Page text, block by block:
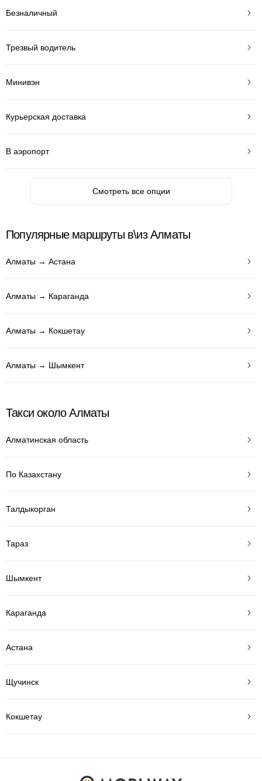
Безналичный
Трезвый водитель
Минивэн
Курьерская доставка
В аэропорт
Смотреть все опции
Популярные маршруты в\из Алматы
Алматы → Астана
Алматы → Караганда
Алматы → Кокшетау
Алматы → Шымкент
Такси около Алматы
Алматинская область
По Казахстану
Талдыкорган
Тараз
Шымкент
Караганда
Астана
Щучинск
Кокшетау